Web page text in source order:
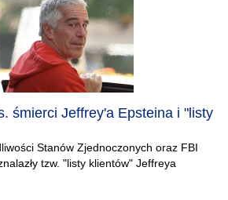
śmierci Jeffrey'a Epsteina i "listy
Stanów Zjednoczonych oraz FBI
tzw. "listy klientów" Jeffreya